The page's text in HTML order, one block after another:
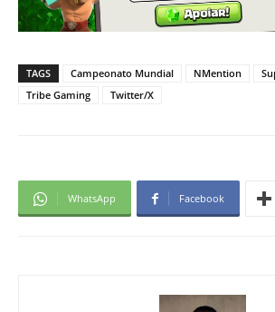
TAGS Campeonato Mundial NMention
Tribe Gaming
Twitter/X
WhatsApp Facebook